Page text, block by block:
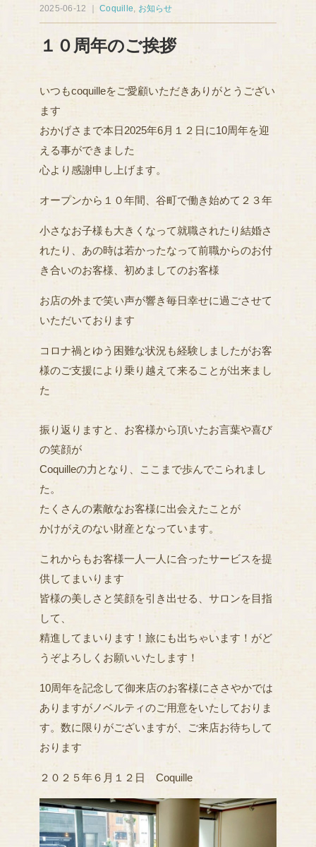
2025-06-12 ｜Coquille お知らせ
１０周年のご挨拶
いつもcoquilleをご愛顧いただきありがとうござい
ます
おかげさまで本日2025年6月１２日に10周年を迎
える事ができました
心より感謝申し上げます。
オープンから１０年間、谷町で働き始めて２３年
小さなお子様も大きくなって就職されたり結婚さ
れたり、あの時は若かったなって前職からのお付
き合いのお客様、初めましてのお客様
お店の外まで笑い声が響き毎日幸せに過ごさせて
いただいております
コロナ禍とゆう困難な状況も経験しましたがお客
様のご支援により乗り越えて来ることが出来まし
た
振り返りますと、お客様から頂いたお言葉や喜び
の笑顔が
Coquilleの力となり、ここまで歩んでこられまし
た。
たくさんの素敵なお客様に出会えたことが
かけがえのない財産となっています。
これからもお客様一人一人に合ったサービスを提
供してまいります
皆様の美しさと笑顔を引き出せる、サロンを目指
して、
精進してまいります！旅にも出ちゃいます！がど
うぞよろしくお願いいたします！
10周年を記念して御来店のお客様にささやかでは
ありますがノベルティのご用意をいたしておりま
す。数に限りがございますが、ご来店お待ちして
おります
２０２５年６月１２日 Coquille